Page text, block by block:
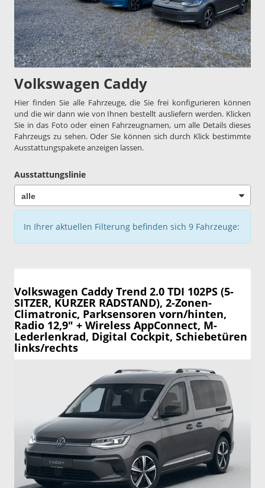
Volkswagen Caddy
Hier finden Sie alle Fahrzeuge, die Sie frei konfigurieren können
und die wir dann wie von Ihnen bestellt ausliefern werden. Klicken
Sie in das Foto oder einen Fahrzeugnamen, um alle Details dieses
Fahrzeugs zu sehen. Oder Sie können sich durch Klick bestimmte
Ausstattungspakete anzeigen lassen.
Ausstattungslinie
In Ihrer aktuellen Filterung befinden sich 9 Fahrzeuge:
Volkswagen Caddy Trend 2.0 TDI 102PS (5-
SITZER, KURZER RADSTAND), 2-Zonen-
Climatronic, Parksensoren vorn/hinten,
Radio 12,9" + Wireless AppConnect, M-
Lederlenkrad, Digital Cockpit, Schiebetüren
links/rechts